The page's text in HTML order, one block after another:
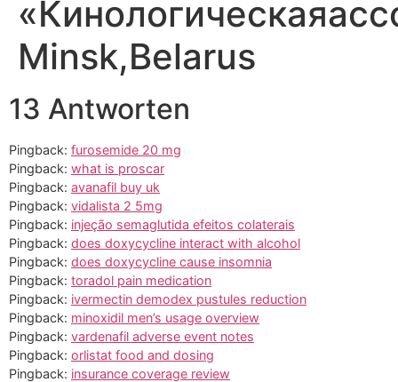
Minsk,Belarus
13 Antworten
Pingback: furosemide 20 mg
Pingback: what is proscar
Pingback: avanafil buy uk
Pingback: vidalista 2 5mg
Pingback: injeção semaglutida efeitos colaterais
Pingback: does doxycycline interact with alcohol
Pingback: does doxycycline cause insomnia
Pingback: toradol pain medication
Pingback: ivermectin demodex pustules reduction
Pingback: minoxidil men’s usage overview
Pingback: vardenafil adverse event notes
Pingback: orlistat food and dosing
Pingback: insurance coverage review